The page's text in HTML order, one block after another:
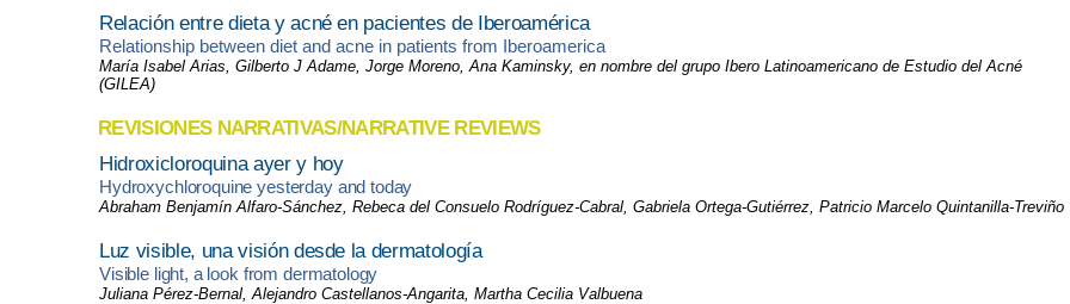
Relación entre dieta y acné en pacientes de Iberoamérica
Relationship between diet and acne in patients from Iberoamerica
María Isabel Arias, Gilberto J Adame, Jorge Moreno, Ana Kaminsky, en nombre del grupo Ibero Latinoamericano de Estudio del Acné
(GILEA)
REVISIONES NARRATIVAS/NARRATIVE REVIEWS
Hidroxicloroquina ayer y hoy
Hydroxychloroquine yesterday and today
Abraham Benjamín Alfaro-Sánchez, Rebeca del Consuelo Rodríguez-Cabral, Gabriela Ortega-Gutiérrez, Patricio Marcelo Quintanilla-Treviño
Luz visible, una visión desde la dermatología
Visible light, a look from dermatology
Juliana Pérez-Bernal, Alejandro Castellanos-Angarita, Martha Cecilia Valbuena